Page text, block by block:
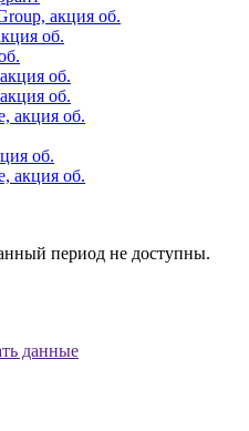
акция об.
об.
об.
об.
акция об.
об.
акция об.
период не доступны.
данные